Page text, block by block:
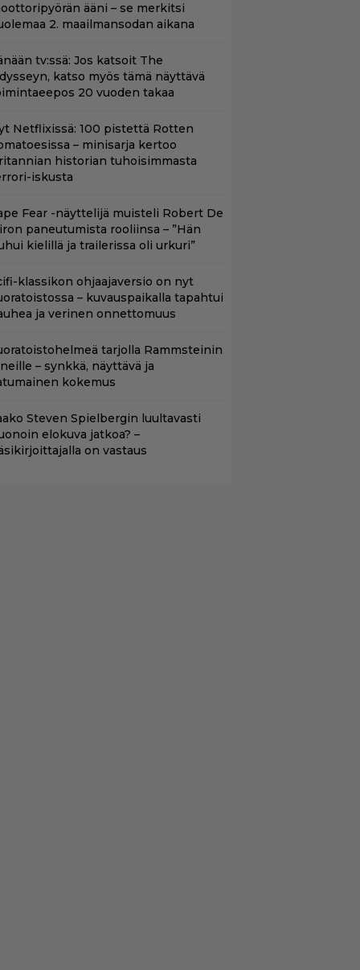
ääni – se merkitsi
2. maailmansodan aikana
tv:ssä: Jos katsoit The
katso myös tämä näyttävä
20 vuoden takaa
Netflixissä: 100 pistettä Rotten
– minisarja kertoo
historian tuhoisimmasta
iskusta
Fear -näyttelijä muisteli Robert De
paneutumista rooliinsa – ”Hän
kielillä ja trailerissa oli urkuri”
klassikon ohjaajaversio on nyt
– kuvauspaikalla tapahtui
ja verinen onnettomuus
tarjolla Rammsteinin
– synkkä, näyttävä ja
kokemus
Steven Spielbergin luultavasti
elokuva jatkoa? –
on vastaus